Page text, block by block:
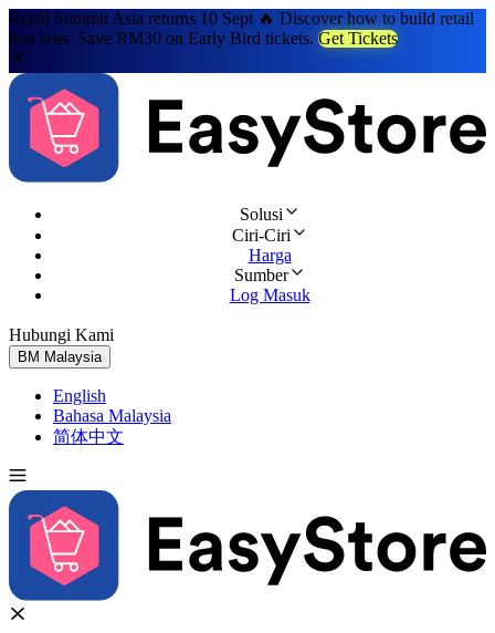
Retail Summit Asia returns 10 Sept 🔥 Discover how to build retail
that lasts. Save RM30 on Early Bird tickets. Get Tickets
Solusi
Ciri-Ciri
Harga
Sumber
Log Masuk
Hubungi Kami
BM Malaysia
English
Bahasa Malaysia
简体中文